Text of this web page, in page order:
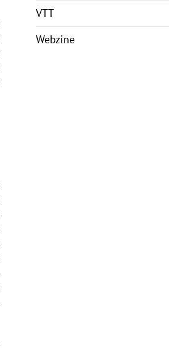
VTT
Webzine